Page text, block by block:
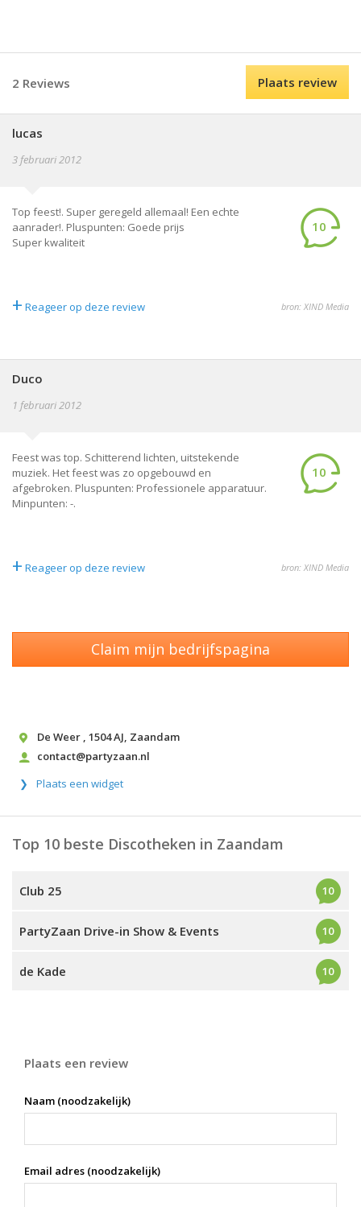
2 Reviews Plaats review
lucas
3 februari 2012
Top feest!. Super geregeld allemaal! Een echte
aanrader!. Pluspunten: Goede prijs
Super kwaliteit
10
+ Reageer op deze review bron: XIND Media
Duco
1 februari 2012
Feest was top. Schitterend lichten, uitstekende
muziek. Het feest was zo opgebouwd en
afgebroken. Pluspunten: Professionele apparatuur.
Minpunten: -.
10
+ Reageer op deze review bron: XIND Media
Claim mijn bedrijfspagina
De Weer , 1504 AJ, Zaandam
contact@partyzaan.nl
Plaats een widget
Top 10 beste Discotheken in Zaandam
Club 25 10
PartyZaan Drive-in Show & Events 10
de Kade 10
Plaats een review
Naam (noodzakelijk)
Email adres (noodzakelijk)